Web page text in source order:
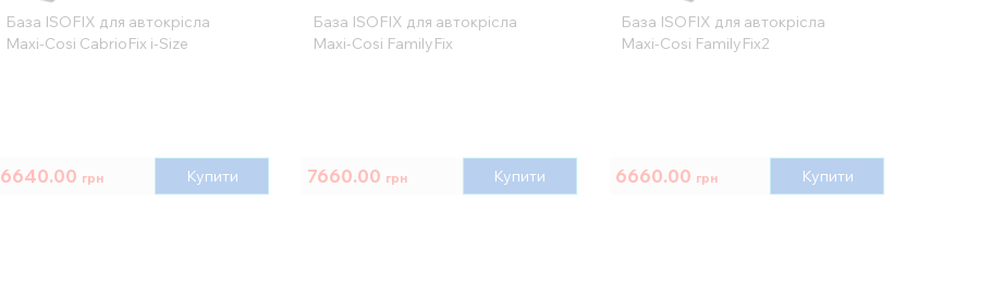
База ISOFIX для автокрісла
Maxi-Cosi CabrioFix i-Size
6640.00 грн Купити
База ISOFIX для автокрісла
Maxi-Cosi FamilyFix
7660.00 грн Купити
База ISOFIX для автокрісла
Maxi-Cosi FamilyFix2
6660.00 грн Купити